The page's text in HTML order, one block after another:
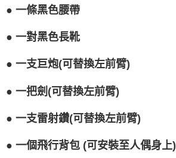
● 一條黑色腰帶
● 一對黑色長靴
● 一支巨炮(可替換左前臂)
● 一把劍(可替換左前臂)
● 一支雷射鑽(可替換左前臂)
● 一個飛行背包 (可安裝至人偶身上)